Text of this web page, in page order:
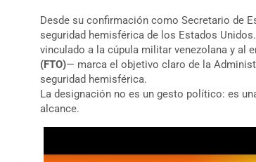
Desde su confirmación como Secretario de
seguridad hemisférica de los Estados
vinculado a la cúpula militar venezolana y al
(FTO)— marca el objetivo claro de la
seguridad hemisférica.
La designación no es un gesto político: es
alcance.